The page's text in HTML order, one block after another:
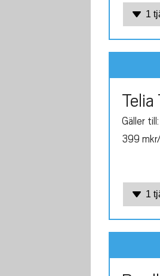
1
Gäller
399
1